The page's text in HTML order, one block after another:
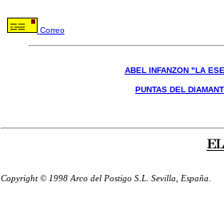
Correo
ABEL INFANZON "LA
PUNTAS DEL
Copyright © 1998 Arco del Postigo S.L. Sevilla, España.